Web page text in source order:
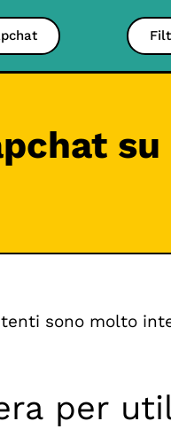
sono molto
per